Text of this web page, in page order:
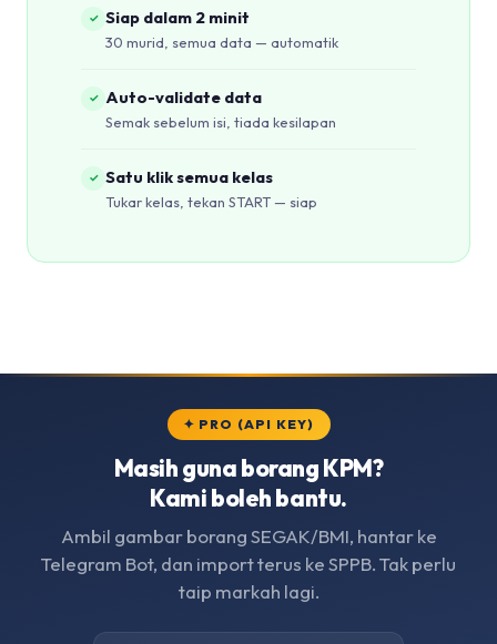
✓ Siap dalam 2 minit
30 murid, semua data — automatik
✓ Auto-validate data
Semak sebelum isi, tiada kesilapan
✓ Satu klik semua kelas
Tukar kelas, tekan START — siap
✦ PRO (API KEY)
Masih guna borang KPM?
Kami boleh bantu.
Ambil gambar borang SEGAK/BMI, hantar ke
Telegram Bot, dan import terus ke SPPB. Tak perlu
taip markah lagi.